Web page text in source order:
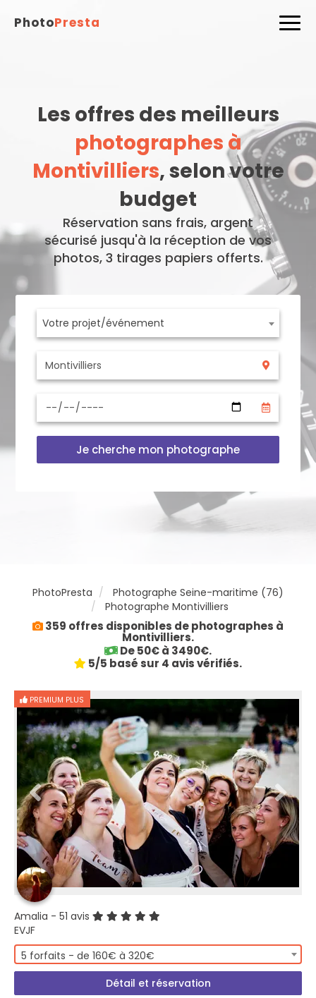
PhotoPresta
Les offres des meilleurs
photographes à
Montivilliers, selon votre
budget
Réservation sans frais, argent
sécurisé jusqu'à la réception de vos
photos, 3 tirages papiers offerts.
Votre projet/événement
Je cherche mon photographe
PhotoPresta
Photographe Seine-maritime (76)
Photographe Montivilliers
359 offres disponibles de photographes à
Montivilliers.
De 50€ à 3490€.
5/5 basé sur 4 avis vérifiés.
PREMIUM PLUS
Amalia - 51 avis
EVJF
5 forfaits - de 160€ à 320€
Détail et réservation